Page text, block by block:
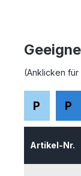
(Anklicken
P P
Artikel-Nr.